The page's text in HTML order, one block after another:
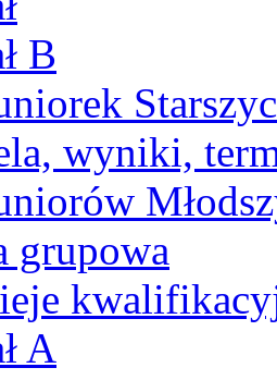
B
wyniki,
grupowa
A